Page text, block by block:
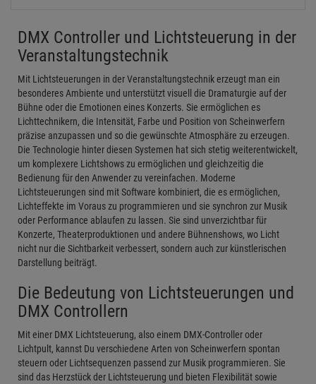
DMX Controller und Lichtsteuerung in der
Veranstaltungstechnik
Mit Lichtsteuerungen in der Veranstaltungstechnik erzeugt man ein
besonderes Ambiente und unterstützt visuell die Dramaturgie auf der
Bühne oder die Emotionen eines Konzerts. Sie ermöglichen es
Lichttechnikern, die Intensität, Farbe und Position von Scheinwerfern
präzise anzupassen und so die gewünschte Atmosphäre zu erzeugen.
Die Technologie hinter diesen Systemen hat sich stetig weiterentwickelt,
um komplexere Lichtshows zu ermöglichen und gleichzeitig die
Bedienung für den Anwender zu vereinfachen. Moderne
Lichtsteuerungen sind mit Software kombiniert, die es ermöglichen,
Lichteffekte im Voraus zu programmieren und sie synchron zur Musik
oder Performance ablaufen zu lassen. Sie sind unverzichtbar für
Konzerte, Theaterproduktionen und andere Bühnenshows, wo Licht
nicht nur die Sichtbarkeit verbessert, sondern auch zur künstlerischen
Darstellung beiträgt.
Die Bedeutung von Lichtsteuerungen und
DMX Controllern
Mit einer DMX Lichtsteuerung, also einem DMX-Controller oder
Lichtpult, kannst Du verschiedene Arten von Scheinwerfern spontan
steuern oder Lichtsequenzen passend zur Musik programmieren. Sie
sind das Herzstück der Lichtsteuerung und bieten Flexibilität sowie